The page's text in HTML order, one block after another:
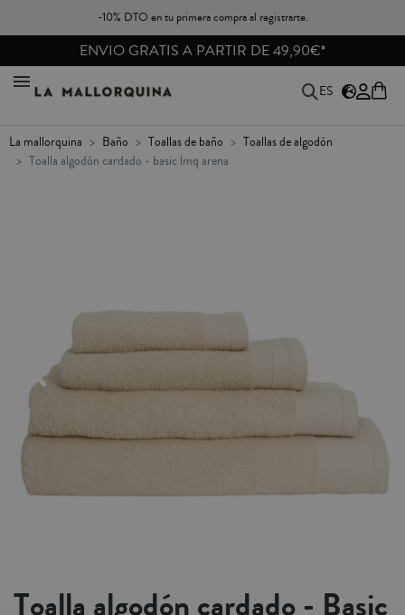
-10% DTO en tu primera compra al registrarte.
ENVIO GRATIS A PARTIR DE 49,90€*
ES
la mallorquina baño toallas de baño
toallas de algodón
toalla algodón cardado - basic lmq arena
Toalla algodón cardado - Basic